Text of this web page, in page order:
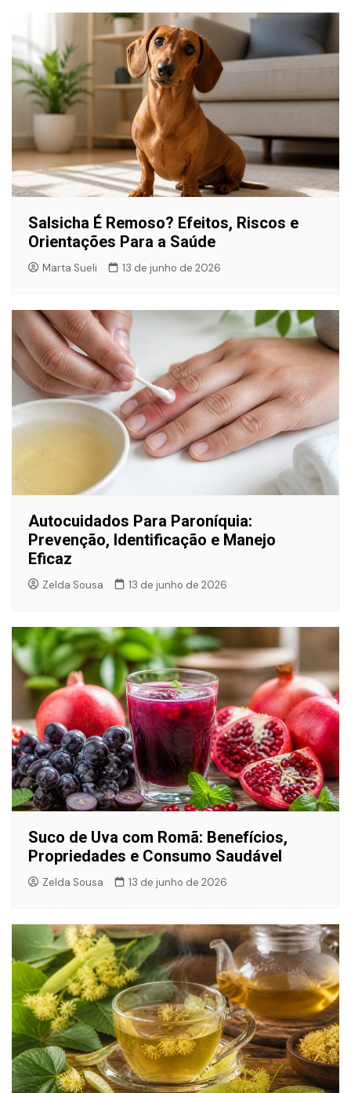
Salsicha É Remoso? Efeitos, Riscos e
Orientações Para a Saúde
Marta Sueli 13 de junho de 2026
Autocuidados Para Paroníquia:
Prevenção, Identificação e Manejo
Eficaz
Zelda Sousa 13 de junho de 2026
Suco de Uva com Romã: Benefícios,
Propriedades e Consumo Saudável
Zelda Sousa 13 de junho de 2026